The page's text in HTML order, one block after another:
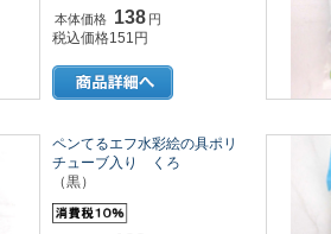
本体価格 138 円
税込価格151円
ペンてるエフ水彩絵の具ポリ
チューブ入り くろ
（黒）